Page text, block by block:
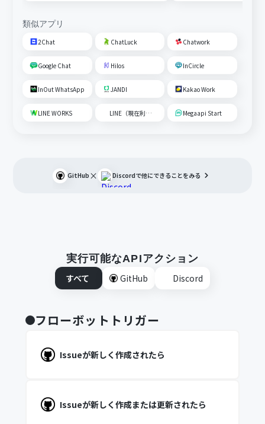
類似アプリ
2Chat ChatLuck Chatwork
Google Chat Hilos InCircle
InOut WhatsApp JANDI Kakao Work
LINE WORKS LINE（現在利用不可） Megaapi Start
GitHub × Discordで他にできることをみる
実行可能なAPIアクション
すべて
GitHub Discord
フローボットトリガー
Issueが新しく作成されたら
Issueが新しく作成または更新されたら